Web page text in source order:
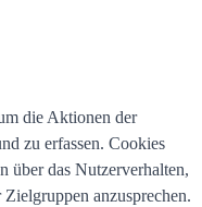
die Aktionen der
zu erfassen. Cookies
über das Nutzerverhalten,
anzusprechen.